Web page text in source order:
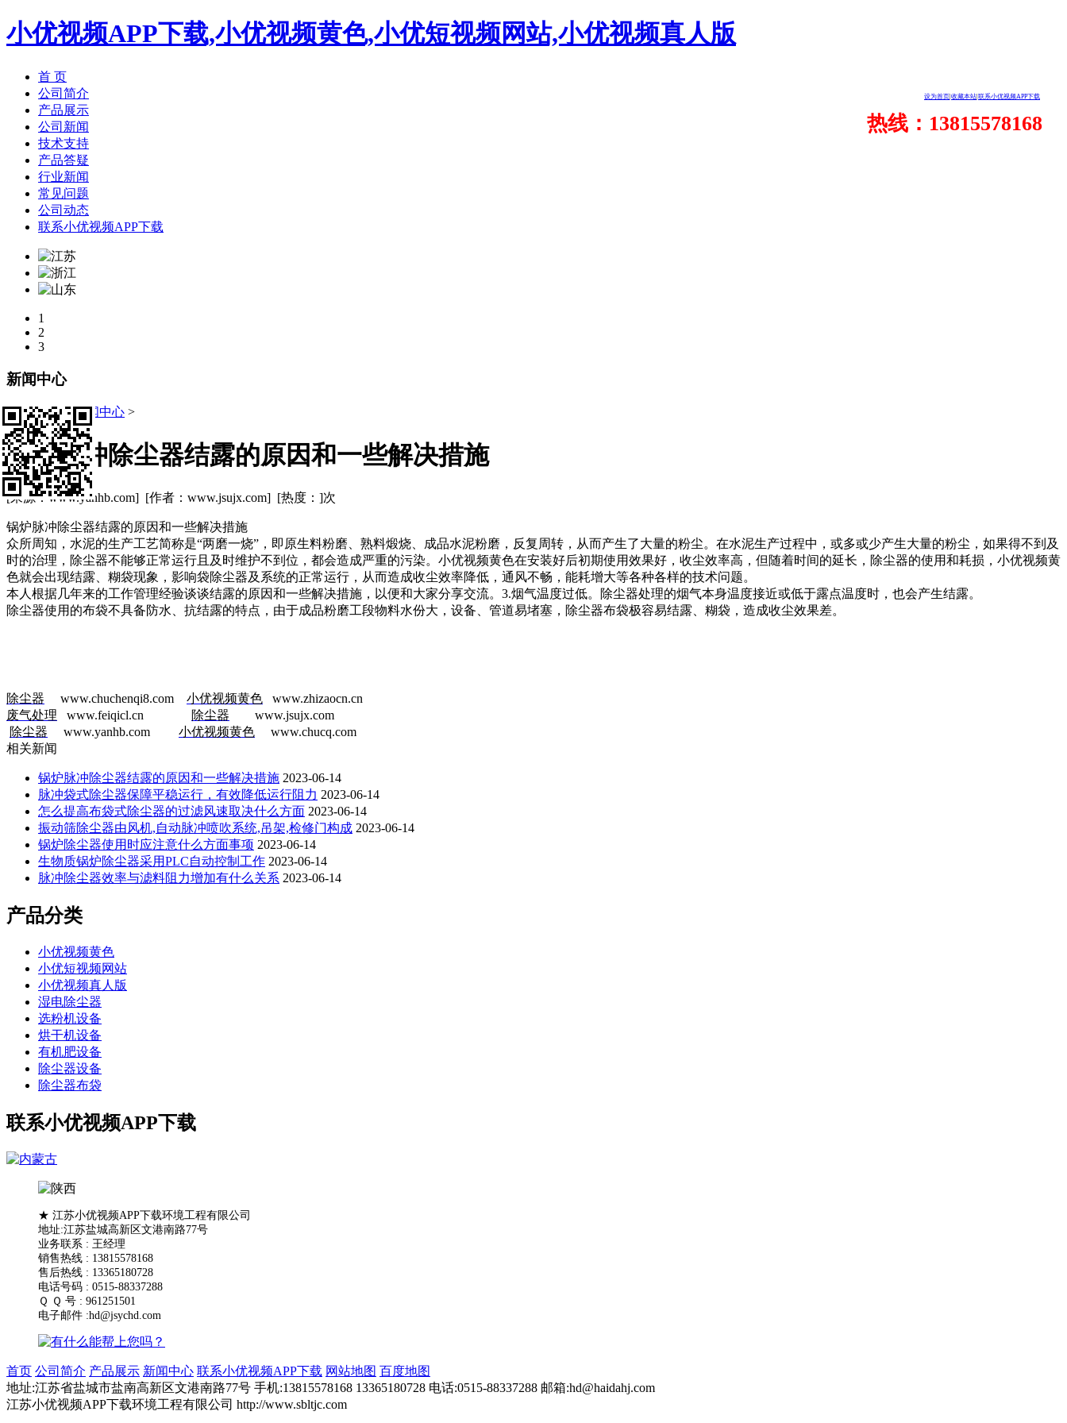
小优视频APP下载,小优视频黄色,小优短视频网站,小优视频真人版
设为首页 收藏本站 联系小优视频APP下载
热线：13815578168
首 页
公司简介
产品展示
公司新闻
技术支持
产品答疑
行业新闻
常见问题
公司动态
联系小优视频APP下载
1
2
3
新闻中心
当前位置: > 新闻中心 >
锅炉脉冲除尘器结露的原因和一些解决措施
[来源：www.yanhb.com] [作者：www.jsujx.com] [热度： ]次
锅炉脉冲除尘器结露的原因和一些解决措施
众所周知，水泥的生产工艺简称是“两磨一烧”，即原生料粉磨、熟料煅烧、成品水泥粉磨，反复周转，从而产生了大量的粉尘。在水泥生产过程中，或多或少产生大量的粉尘，如果得不到及
时的治理，除尘器不能够正常运行且及时维护不到位，都会造成严重的污染。小优视频黄色在安装好后初期使用效果好，收尘效率高，但随着时间的延长，除尘器的使用和耗损，小优视频黄
色就会出现结露、糊袋现象，影响袋除尘器及系统的正常运行，从而造成收尘效率降低，通风不畅，能耗增大等各种各样的技术问题。
本人根据几年来的工作管理经验谈谈结露的原因和一些解决措施，以便和大家分享交流。3.烟气温度过低。除尘器处理的烟气本身温度接近或低于露点温度时，也会产生结露。
除尘器使用的布袋不具备防水、抗结露的特点，由于成品粉磨工段物料水份大，设备、管道易堵塞，除尘器布袋极容易结露、糊袋，造成收尘效果差。
除尘器 www.chuchenqi8.com 小优视频黄色 www.zhizaocn.cn
废气处理 www.feiqicl.cn 除尘器 www.jsujx.com
除尘器 www.yanhb.com 小优视频黄色 www.chucq.com
相关新闻
锅炉脉冲除尘器结露的原因和一些解决措施 2023-06-14
脉冲袋式除尘器保障平稳运行，有效降低运行阻力 2023-06-14
怎么提高布袋式除尘器的过滤风速取决什么方面 2023-06-14
振动筛除尘器由风机,自动脉冲喷吹系统,吊架,检修门构成 2023-06-14
锅炉除尘器使用时应注意什么方面事项 2023-06-14
生物质锅炉除尘器采用PLC自动控制工作 2023-06-14
脉冲除尘器效率与滤料阻力增加有什么关系 2023-06-14
产品分类
小优视频黄色
小优短视频网站
小优视频真人版
湿电除尘器
选粉机设备
烘干机设备
有机肥设备
除尘器设备
除尘器布袋
联系小优视频APP下载
★ 江苏小优视频APP下载环境工程有限公司
地址:江苏盐城高新区文港南路77号
业务联系 : 王经理
销售热线 : 13815578168
售后热线 : 13365180728
电话号码 : 0515-88337288
Ｑ Ｑ 号 : 961251501
电子邮件 :hd@jsychd.com
首页 公司简介 产品展示 新闻中心 联系小优视频APP下载 网站地图 百度地图
地址:江苏省盐城市盐南高新区文港南路77号 手机:13815578168 13365180728 电话:0515-88337288 邮箱:hd@haidahj.com
江苏小优视频APP下载环境工程有限公司 http://www.sbltjc.com